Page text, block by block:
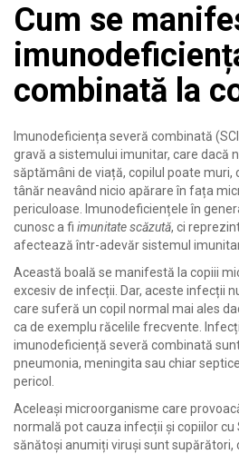
Cum se
combinată la
Imunodeficiența severă combinată
gravă a sistemului imunitar, care dacă
săptămâni de viață, copilul poate muri,
tânăr neavând nicio apărare în fața
periculoase. Imunodeficiențele în
cunosc a fi imunitate scăzută, ci
afectează într-adevăr sistemul
Această boală se manifestă la copiii
excesiv de infecții. Dar, aceste infecții
care suferă un copil normal mai ales
ca de exemplu răcelile frecvente.
imunodeficiență severă combinată
pneumonia, meningita sau chiar
pericol.
Aceleași microorganisme care
normală pot cauza infecții și copiilor cu
sănătoși anumiți viruși sunt supărători,